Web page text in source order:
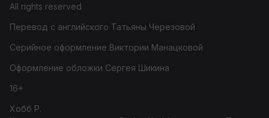
All rights reserved
Перевод с английского Татьяны Черезовой
Серийное оформление Виктории Манацковой
Оформление обложки Сергея Шикина
16+
Хобб Р.